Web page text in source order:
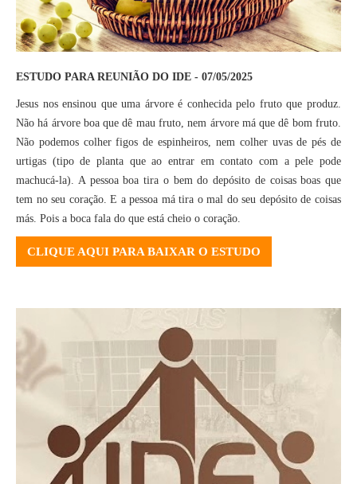
ESTUDO PARA REUNIÃO DO IDE - 07/05/2025
Jesus nos ensinou que uma árvore é conhecida pelo fruto que produz.
Não há árvore boa que dê mau fruto, nem árvore má que dê bom fruto.
Não podemos colher figos de espinheiros, nem colher uvas de pés de
urtigas (tipo de planta que ao entrar em contato com a pele pode
machucá-la). A pessoa boa tira o bem do depósito de coisas boas que
tem no seu coração. E a pessoa má tira o mal do seu depósito de coisas
más. Pois a boca fala do que está cheio o coração.
CLIQUE AQUI PARA BAIXAR O ESTUDO